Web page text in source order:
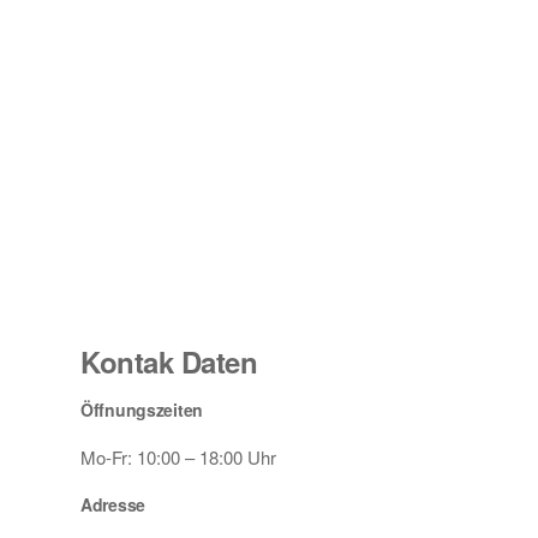
Kontak Daten
Öffnungszeiten
Mo-Fr: 10:00 – 18:00 Uhr
Adresse